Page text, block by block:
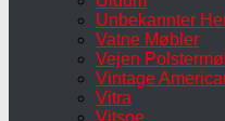
Unbekannter
Vatne Møbler
Vejen
Vintage
Vitra
Vitsoe